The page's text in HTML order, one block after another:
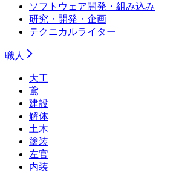
ソフトウェア開発・組み込み
研究・開発・企画
テクニカルライター
職人
大工
鳶
建設
解体
土木
塗装
左官
内装